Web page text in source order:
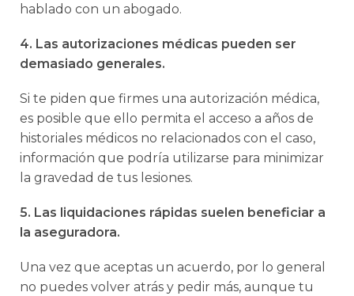
hablado con un abogado.
4. Las autorizaciones médicas pueden ser
demasiado generales.
Si te piden que firmes una autorización médica,
es posible que ello permita el acceso a años de
historiales médicos no relacionados con el caso,
información que podría utilizarse para minimizar
la gravedad de tus lesiones.
5. Las liquidaciones rápidas suelen beneficiar a
la aseguradora.
Una vez que aceptas un acuerdo, por lo general
no puedes volver atrás y pedir más, aunque tu